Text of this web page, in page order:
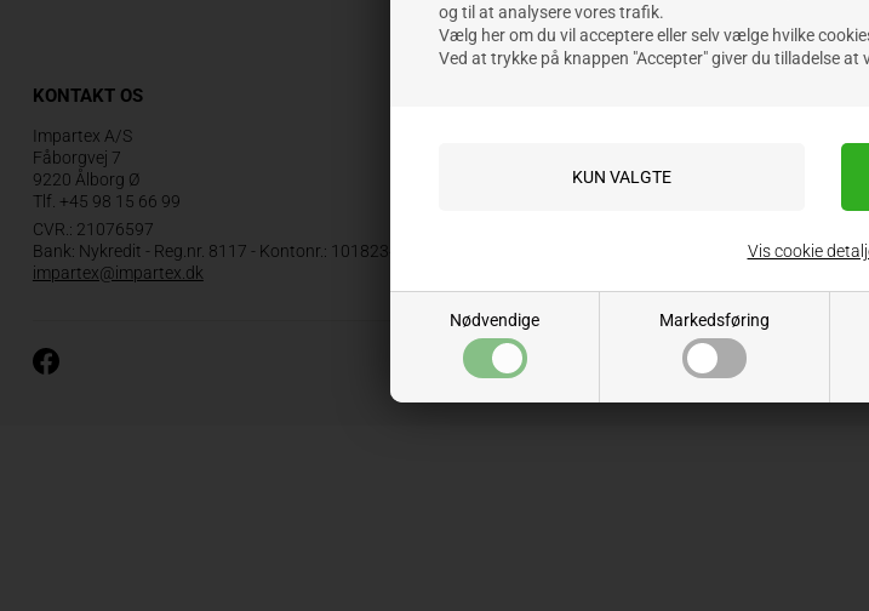
og til at analysere vores trafik.
Vælg her om du vil acceptere eller selv vælge hvilke
Ved at trykke på knappen "Accepter" giver du tilladelse at
Nødvendige Markedsføring
Vis cookie
KONTAKT OS
Impartex A/S
Fåborgvej 7
9220 Ålborg Ø
Tlf. +45 98 15 66 99
CVR.: 21076597
Bank: Nykredit - Reg.nr. 8117 - Kontonr.: 1018234
impartex@impartex.dk